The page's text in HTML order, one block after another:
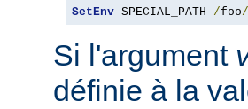
SetEnv SPECIAL_PATH /foo/
Si l'argument
définie à la